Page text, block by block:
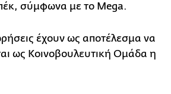
σύμφωνα με το Mega.
έχουν ως αποτέλεσμα να
ως Κοινοβουλευτική Ομάδα η